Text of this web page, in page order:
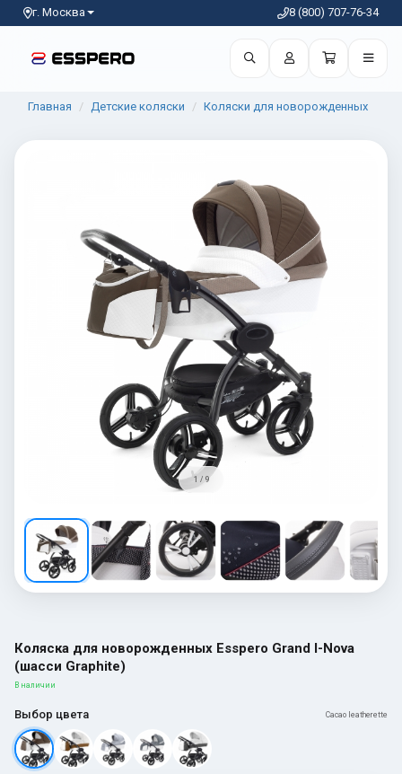
г. Москва 8 (800) 707-76-34
Главная Детские коляски Коляски для новорожденных
1 / 9
Коляска для новорожденных Esspero Grand I-Nova
(шасси Graphite)
В наличии
Выбор цвета Cacao leatherette